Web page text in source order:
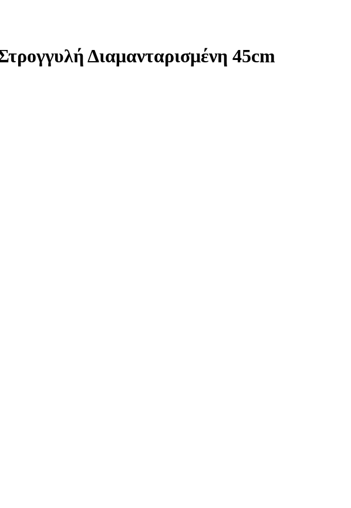
Διαμανταρισμένη 45cm